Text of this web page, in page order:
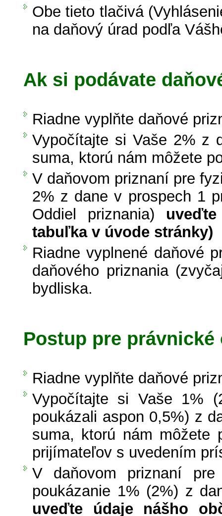
Obe tieto tlačivá
na daňový úrad podľa
Ak si podávate
Riadne vyplňte daňové
Vypočítajte si Vaše 2% z
suma, ktorú nám môžete
V daňovom priznaní pre
2% z dane v prospech 1
Oddiel priznania)
tabuľka v úvode stránky)
Riadne vyplnené daňové
daňového priznania
bydliska.
Postup pre právnické
Riadne vyplňte daňové
Vypočítajte si Vaše 1%
poukázali aspon 0,5%) z
suma, ktorú nám môžete
prijímateľov s uvedením
V daňovom priznaní
poukázanie 1% (2%) z
uveďte údaje nášho